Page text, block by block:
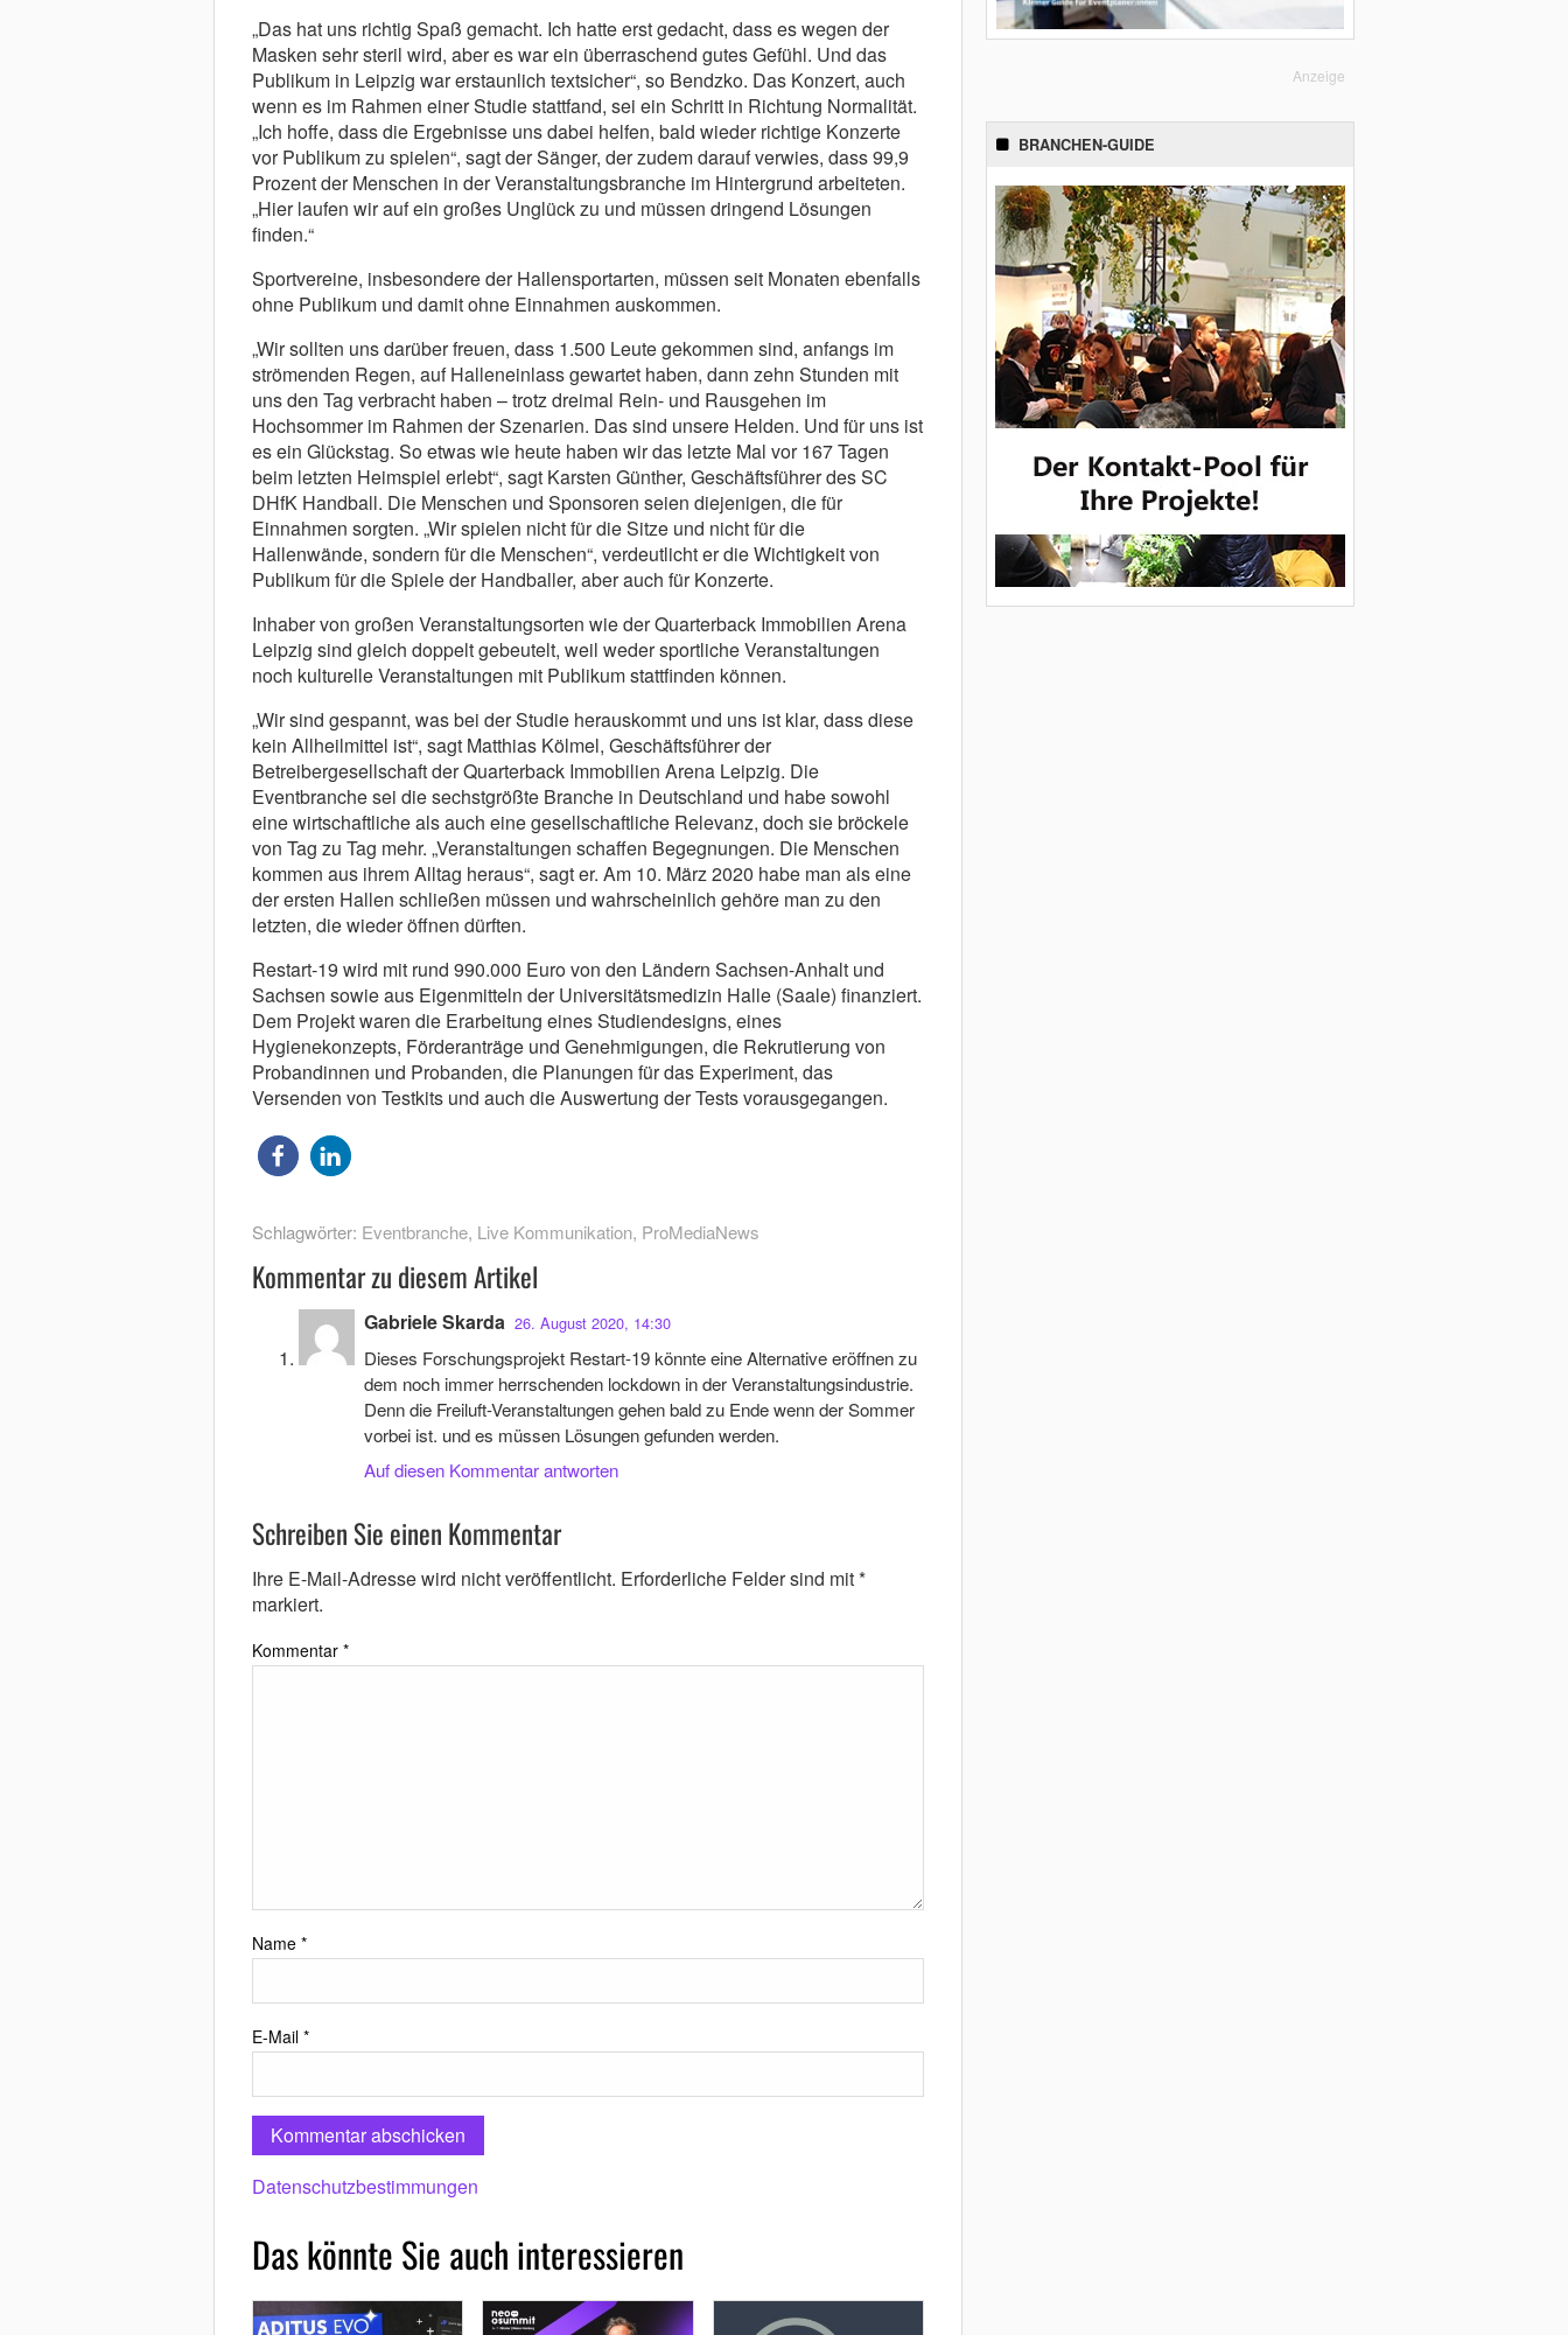
„Das hat uns richtig Spaß gemacht. Ich hatte erst gedacht, dass es wegen der
Masken sehr steril wird, aber es war ein überraschend gutes Gefühl. Und das
Publikum in Leipzig war erstaunlich textsicher“, so Bendzko. Das Konzert, auch
wenn es im Rahmen einer Studie stattfand, sei ein Schritt in Richtung Normalität.
„Ich hoffe, dass die Ergebnisse uns dabei helfen, bald wieder richtige Konzerte
vor Publikum zu spielen“, sagt der Sänger, der zudem darauf verwies, dass 99,9
Prozent der Menschen in der Veranstaltungsbranche im Hintergrund arbeiteten.
„Hier laufen wir auf ein großes Unglück zu und müssen dringend Lösungen
finden.“
Sportvereine, insbesondere der Hallensportarten, müssen seit Monaten ebenfalls
ohne Publikum und damit ohne Einnahmen auskommen.
„Wir sollten uns darüber freuen, dass 1.500 Leute gekommen sind, anfangs im
strömenden Regen, auf Halleneinlass gewartet haben, dann zehn Stunden mit
uns den Tag verbracht haben – trotz dreimal Rein- und Rausgehen im
Hochsommer im Rahmen der Szenarien. Das sind unsere Helden. Und für uns ist
es ein Glückstag. So etwas wie heute haben wir das letzte Mal vor 167 Tagen
beim letzten Heimspiel erlebt“, sagt Karsten Günther, Geschäftsführer des SC
DHfK Handball. Die Menschen und Sponsoren seien diejenigen, die für
Einnahmen sorgten. „Wir spielen nicht für die Sitze und nicht für die
Hallenwände, sondern für die Menschen“, verdeutlicht er die Wichtigkeit von
Publikum für die Spiele der Handballer, aber auch für Konzerte.
Inhaber von großen Veranstaltungsorten wie der Quarterback Immobilien Arena
Leipzig sind gleich doppelt gebeutelt, weil weder sportliche Veranstaltungen
noch kulturelle Veranstaltungen mit Publikum stattfinden können.
„Wir sind gespannt, was bei der Studie herauskommt und uns ist klar, dass diese
kein Allheilmittel ist“, sagt Matthias Kölmel, Geschäftsführer der
Betreibergesellschaft der Quarterback Immobilien Arena Leipzig. Die
Eventbranche sei die sechstgrößte Branche in Deutschland und habe sowohl
eine wirtschaftliche als auch eine gesellschaftliche Relevanz, doch sie bröckele
von Tag zu Tag mehr. „Veranstaltungen schaffen Begegnungen. Die Menschen
kommen aus ihrem Alltag heraus“, sagt er. Am 10. März 2020 habe man als eine
der ersten Hallen schließen müssen und wahrscheinlich gehöre man zu den
letzten, die wieder öffnen dürften.
Restart-19 wird mit rund 990.000 Euro von den Ländern Sachsen-Anhalt und
Sachsen sowie aus Eigenmitteln der Universitätsmedizin Halle (Saale) finanziert.
Dem Projekt waren die Erarbeitung eines Studiendesigns, eines
Hygienekonzepts, Förderanträge und Genehmigungen, die Rekrutierung von
Probandinnen und Probanden, die Planungen für das Experiment, das
Versenden von Testkits und auch die Auswertung der Tests vorausgegangen.
Schlagwörter: Eventbranche, Live Kommunikation, ProMediaNews
Kommentar zu diesem Artikel
Gabriele Skarda 26. August 2020, 14:30
Dieses Forschungsprojekt Restart-19 könnte eine Alternative eröffnen zu
dem noch immer herrschenden lockdown in der Veranstaltungsindustrie.
Denn die Freiluft-Veranstaltungen gehen bald zu Ende wenn der Sommer
vorbei ist. und es müssen Lösungen gefunden werden.
Auf diesen Kommentar antworten
Schreiben Sie einen Kommentar
Ihre E-Mail-Adresse wird nicht veröffentlicht. Erforderliche Felder sind mit*
markiert.
Kommentar *
Name *
E-Mail *
Datenschutzbestimmungen
Das könnte Sie auch interessieren
Anzeige
BRANCHEN-GUIDE